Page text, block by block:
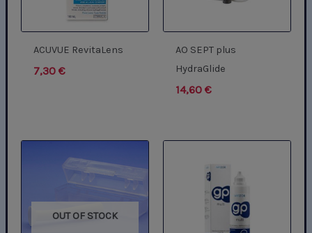
ACUVUE RevitaLens
7,30 €
AO SEPT plus
HydraGlide
14,60 €
OUT OF STOCK